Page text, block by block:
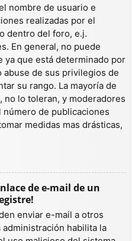
nombre de usuario e
realizadas por el
dentro del foro, e.j.
En general, no puede
ya que está determinado por
abuse de sus privilegios de
su rango. La mayoría de
no lo toleran, y moderadores
de publicaciones
medidas mas drásticas,
de e-mail de un
enviar e-mail a otros
habilita la